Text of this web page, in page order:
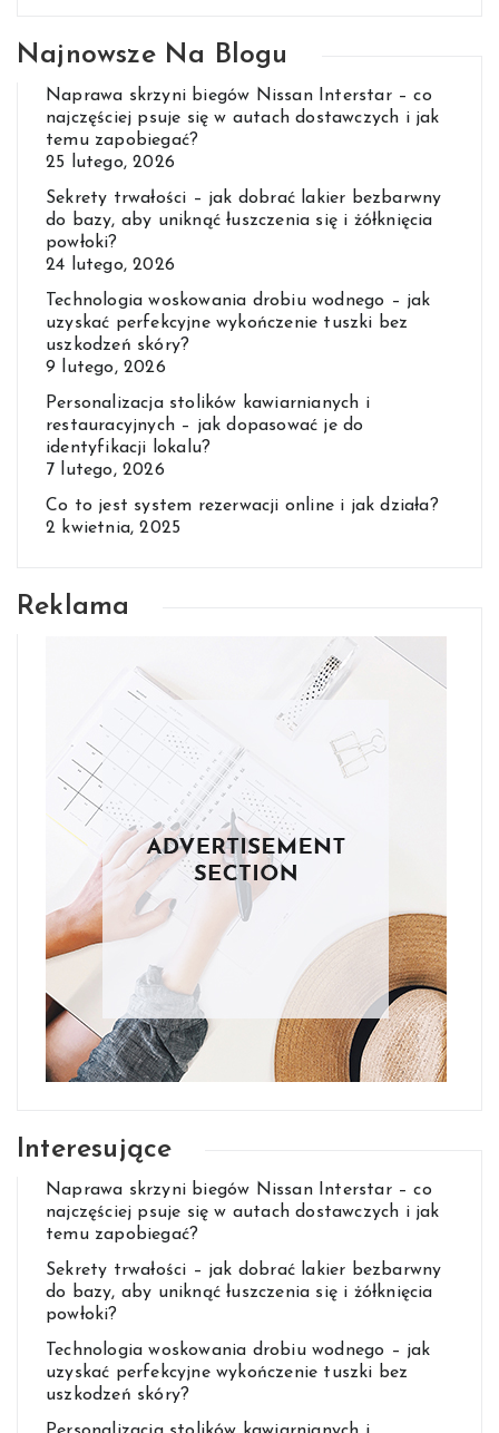
Najnowsze Na Blogu
Naprawa skrzyni biegów Nissan Interstar – co
najczęściej psuje się w autach dostawczych i jak
temu zapobiegać?
25 lutego, 2026
Sekrety trwałości – jak dobrać lakier bezbarwny
do bazy, aby uniknąć łuszczenia się i żółknięcia
powłoki?
24 lutego, 2026
Technologia woskowania drobiu wodnego – jak
uzyskać perfekcyjne wykończenie tuszki bez
uszkodzeń skóry?
9 lutego, 2026
Personalizacja stolików kawiarnianych i
restauracyjnych – jak dopasować je do
identyfikacji lokalu?
7 lutego, 2026
Co to jest system rezerwacji online i jak działa?
2 kwietnia, 2025
Reklama
Interesujące
Naprawa skrzyni biegów Nissan Interstar – co
najczęściej psuje się w autach dostawczych i jak
temu zapobiegać?
Sekrety trwałości – jak dobrać lakier bezbarwny
do bazy, aby uniknąć łuszczenia się i żółknięcia
powłoki?
Technologia woskowania drobiu wodnego – jak
uzyskać perfekcyjne wykończenie tuszki bez
uszkodzeń skóry?